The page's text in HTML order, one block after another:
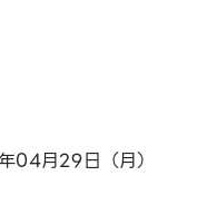
月29日（月）